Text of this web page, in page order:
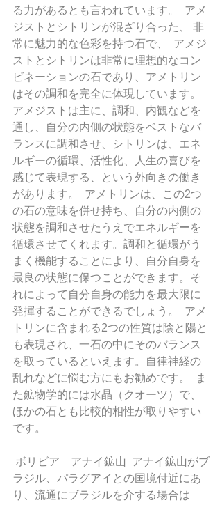
る力があるとも言われています。  アメ
ジストとシトリンが混ざり合った、 非
常に魅力的な色彩を持つ石で、  アメジ
ストとシトリンは非常に理想的なコン
ビネーションの石であり、アメトリン
はその調和を完全に体現しています。
アメジストは主に、調和、内観などを
通し、自分の内側の状態をベストなバ
ランスに調和させ、シトリンは、エネ
ルギーの循環、活性化、人生の喜びを
感じて表現する、という外向きの働き
があります。  アメトリンは、この2つ
の石の意味を併せ持ち、自分の内側の
状態を調和させたうえでエネルギーを
循環させてくれます。調和と循環がう
まく機能することにより、自分自身を
最良の状態に保つことができます。そ
れによって自分自身の能力を最大限に
発揮することができるでしょう。  アメ
トリンに含まれる2つの性質は陰と陽と
も表現され、一石の中にそのバランス
を取っているといえます。自律神経の
乱れなどに悩む方にもお勧めです。  ま
た鉱物学的には水晶（クオーツ）で、
ほかの石とも比較的相性が取りやすい
です。
ラジル、パラグアイとの国境付近にあ
り、流通にブラジルを介する場合は